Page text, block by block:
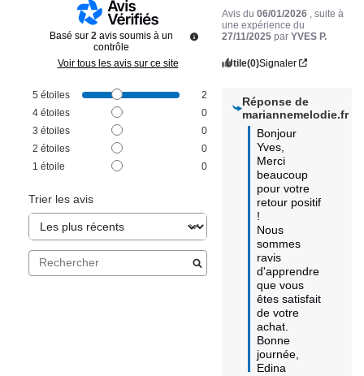
Basé sur 2 avis soumis à un
contrôle
Voir tous les avis sur ce site
5 étoiles
2
4 étoiles
0
3 étoiles
0
2 étoiles
0
1 étoile 0
Trier les avis
Avis du06/01/2026
, suite à
une expérience du
27/11/2025 parYVES P.
Utile(0)Signaler
Réponse de
mariannemelodie.fr
Bonjour
Yves,
Merci
beaucoup
pour votre
retour positif
!
Nous
sommes
ravis
d'apprendre
que vous
êtes satisfait
de votre
achat.
Bonne
journée,
Edina